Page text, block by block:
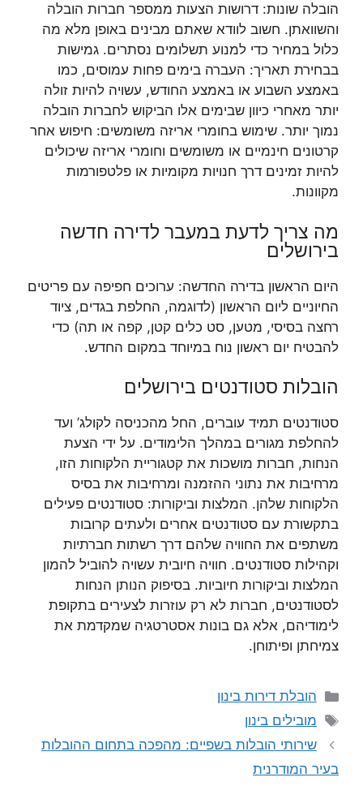
הובלה שונות: דרושות הצעות ממספר חברות הובלה
והשוואתן. חשוב לוודא שאתם מבינים באופן מלא מה
כלול במחיר כדי למנוע תשלומים נסתרים. גמישות
בבחירת תאריך: העברה בימים פחות עמוסים, כמו
באמצע השבוע או באמצע החודש, עשויה להיות זולה
יותר מאחרי כיוון שבימים אלו הביקוש לחברות הובלה
נמוך יותר. שימוש בחומרי אריזה משומשים: חיפוש אחר
קרטונים חינמיים או משומשים וחומרי אריזה שיכולים
להיות זמינים דרך חנויות מקומיות או פלטפורמות
מקוונות.
מה צריך לדעת במעבר לדירה חדשה
בירושלים
היום הראשון בדירה החדשה: ערוכים חפיפה עם פריטים
החיוניים ליום הראשון (לדוגמה, החלפת בגדים, ציוד
רחצה בסיסי, מטען, סט כלים קטן, קפה או תה) כדי
להבטיח יום ראשון נוח במיוחד במקום החדש.
הובלות סטודנטים בירושלים
סטודנטים תמיד עוברים, החל מהכניסה לקולג’ ועד
להחלפת מגורים במהלך הלימודים. על ידי הצעת
הנחות, חברות מושכות את קטגוריית הלקוחות הזו,
מרחיבות את נתוני ההזמנה ומרחיבות את בסיס
הלקוחות שלהן. המלצות וביקורות: סטודנטים פעילים
בתקשורת עם סטודנטים אחרים ולעתים קרובות
משתפים את החוויה שלהם דרך רשתות חברתיות
וקהילות סטודנטים. חוויה חיובית עשויה להוביל להמון
המלצות וביקורות חיוביות. בסיפוק הנותן הנחות
לסטודנטים, חברות לא רק עוזרות לצעירים בתקופת
לימודיהם, אלא גם בונות אסטרטגיה שמקדמת את
צמיחתן ופיתוחן.
קטגוריות
הובלת דירות בינון
תגיות
מובילים בינון
שירותי הובלות בשפיים: מהפכה בתחום ההובלות
בעיר המודרנית